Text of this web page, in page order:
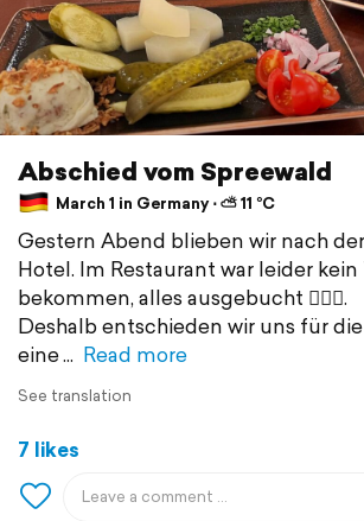
Abschied vom Spreewald
March 1 in Germany ⋅ ⛅ 11 °C
Gestern Abend blieben wir nach
Hotel. Im Restaurant war leider
bekommen, alles ausgebucht 🤷🏻‍♀️.
Deshalb entschieden wir uns für die
eine
Read more
See translation
7 likes